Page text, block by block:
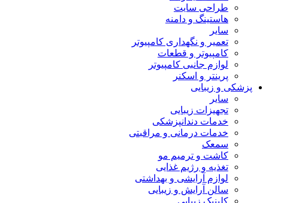
طراحی سایت
هاستینگ و دامنه
سایر
تعمیر و نگهداری کامپیوتر
کامپیوتر و قطعات
لوازم جانبی کامپیوتر
پرینتر و اسکنر
پزشکی و زیبایی
سایر
تجهیزات زیبایی
خدمات دندانپزشکی
خدمات درمانی و مراقبتی
سمعک
کاشت و ترمیم مو
تغذیه و رژیم غذایی
لوازم آرایشی و بهداشتی
سالن آرایش و زیبایی